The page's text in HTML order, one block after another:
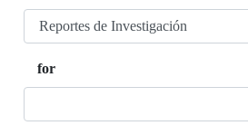
for